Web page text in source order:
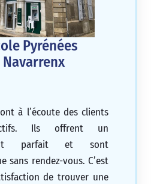
Pyrénées
Navarrenx
à l’écoute des clients
Ils offrent un
parfait et sont
sans rendez-vous. C’est
de trouver une